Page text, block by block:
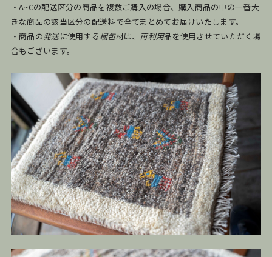
・A~Cの配送区分の商品を複数ご購入の場合、購入商品の中の一番大
きな商品の該当区分の配送料で全てまとめてお届けいたします。
・商品の発送に使用する梱包材は、 再利用品を使用させていただく場
合もございます。